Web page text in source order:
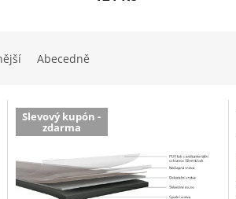
Abecedně
Slevový kupón -
zdarma